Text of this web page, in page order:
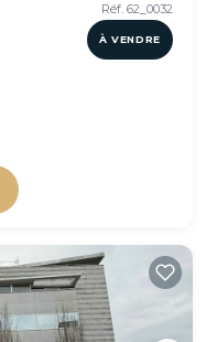
Réf. 62_0032
À VENDRE